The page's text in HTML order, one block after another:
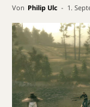
Von Philip Ulc - 1.